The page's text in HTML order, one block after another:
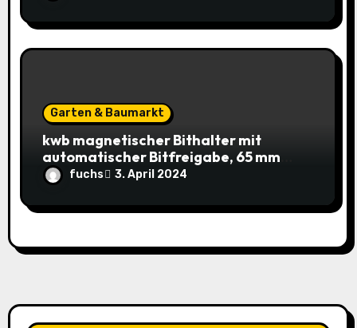
Garten & Baumarkt
kwb magnetischer Bithalter mit
automatischer Bitfreigabe, 65 mm
Länge und 2x Säbelsägeblatt HCS
Stahl 1/2“ Universalschaft für 3,99€
(-58% / vorher 9,48€) bei Amazon
fuchs 3. April 2024